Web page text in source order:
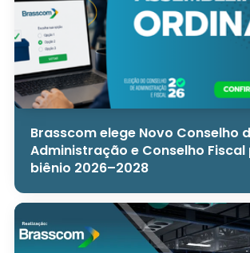
Brasscom elege Novo Conselho
Administração e Conselho Fiscal
biênio 2026–2028